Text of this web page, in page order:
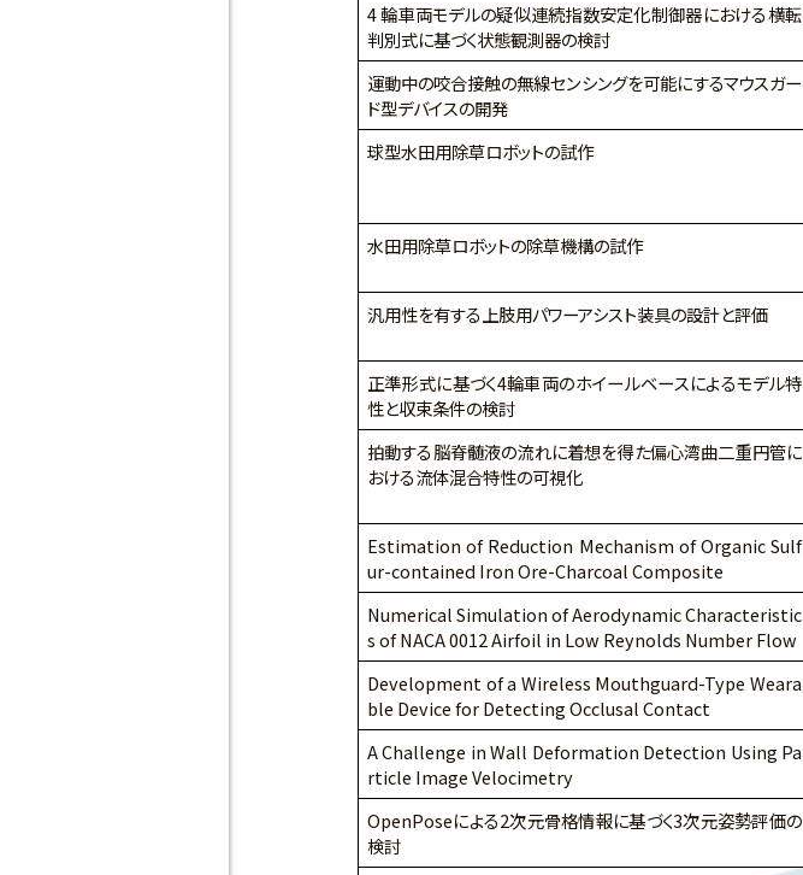
4 輪車両モデルの疑似連続指数安定化制御器における横転
判別式に基づく状態観測器の検討
運動中の咬合接触の無線センシングを可能にするマウスガー
ド型デバイスの開発
球型水田用除草ロボットの試作
水田用除草ロボットの除草機構の試作
汎用性を有する上肢用パワーアシスト装具の設計と評価
正準形式に基づく4輪車両のホイールベースによるモデル特
性と収束条件の検討
拍動する脳脊髄液の流れに着想を得た偏心湾曲二重円管に
おける流体混合特性の可視化
Estimation of Reduction Mechanism of Organic Sulf
ur-contained Iron Ore-Charcoal Composite
Numerical Simulation of Aerodynamic Characteristic
s of NACA 0012 Airfoil in Low Reynolds Number Flow
Development of a Wireless Mouthguard-Type Weara
ble Device for Detecting Occlusal Contact
A Challenge in Wall Deformation Detection Using Pa
rticle Image Velocimetry
OpenPoseによる2次元骨格情報に基づく3次元姿勢評価の
検討